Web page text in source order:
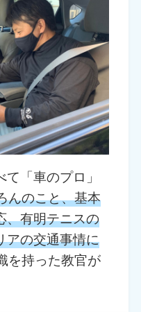
「車のプロ」
んのこと、基本
、有明テニスの
アの交通事情に
を持った教官が